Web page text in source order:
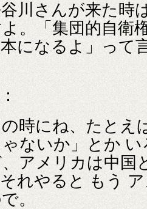
川さんが来た時
。「集団的自衛
になるよ」って
時にね、たとえ
ないか」とか
アメリカは中国
れやると もう
。